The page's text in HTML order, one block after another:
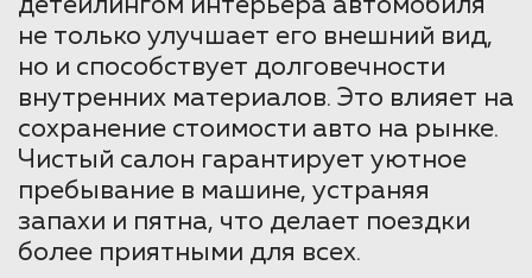
детейлингом интерьера автомобиля
не только улучшает его внешний вид,
но и способствует долговечности
внутренних материалов. Это влияет на
сохранение стоимости авто на рынке.
Чистый салон гарантирует уютное
пребывание в машине, устраняя
запахи и пятна, что делает поездки
более приятными для всех.